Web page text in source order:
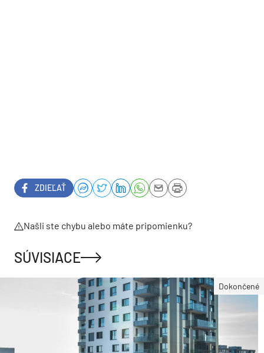
ZDIEĽAŤ
Našli ste chybu alebo máte pripomienku?
SÚVISIACE
Dokončené